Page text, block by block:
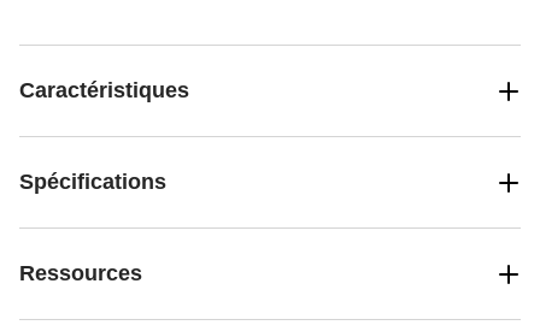
Caractéristiques
Spécifications
Ressources